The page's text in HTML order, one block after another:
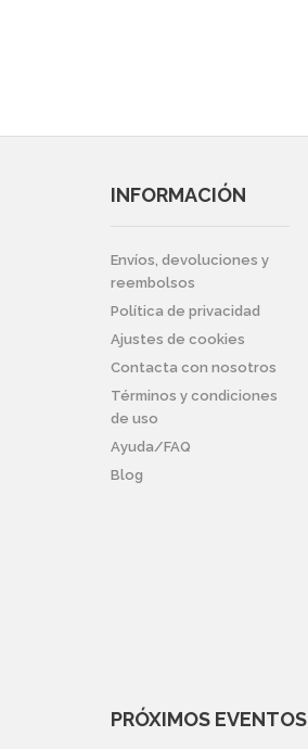
INFORMACIÓN
Envíos, devoluciones y
reembolsos
Política de privacidad
Ajustes de cookies
Contacta con nosotros
Términos y condiciones
de uso
Ayuda/FAQ
Blog
PRÓXIMOS EVENTOS